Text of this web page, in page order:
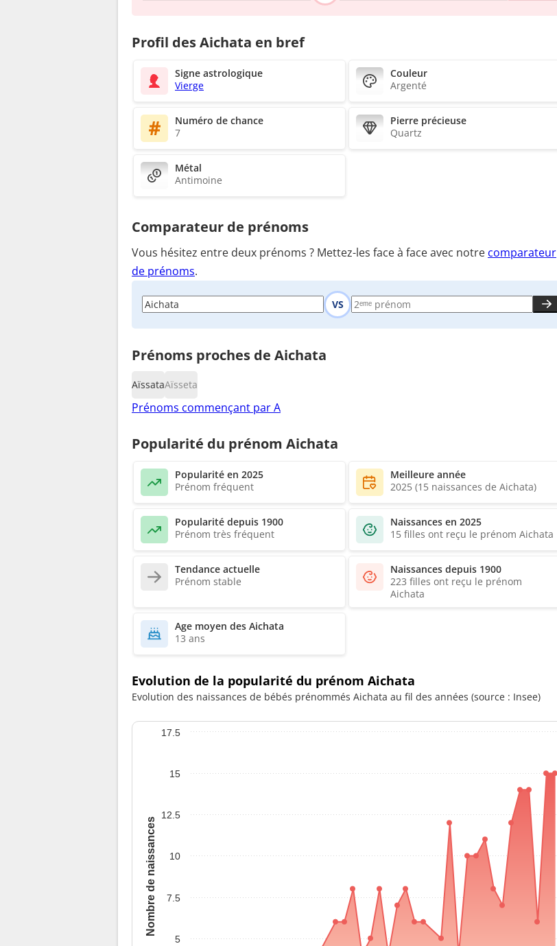
Profil des Aichata en bref
Signe astrologique
Vierge
Couleur
Argenté
Numéro de chance
7
Pierre précieuse
Quartz
Métal
Antimoine
Comparateur de prénoms
Vous hésitez entre deux prénoms ? Mettez-les face à face avec notre comparateur
de prénoms.
VS
Prénoms proches de Aichata
AïssataAïsseta
Prénoms commençant par A
Popularité du prénom Aichata
Popularité en 2025
Prénom fréquent
Meilleure année
2025 (15 naissances de Aichata)
Popularité depuis 1900
Prénom très fréquent
Naissances en 2025
15 filles ont reçu le prénom Aichata
Tendance actuelle
Prénom stable
Naissances depuis 1900
223 filles ont reçu le prénom
Aichata
Age moyen des Aichata
13 ans
Evolution de la popularité du prénom Aichata
Evolution des naissances de bébés prénommés Aichata au fil des années (source : Insee)
Nombre de naissances
5
7.5
10
12.5
15
17.5